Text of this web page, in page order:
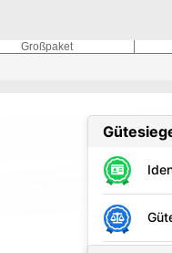
Großpaket